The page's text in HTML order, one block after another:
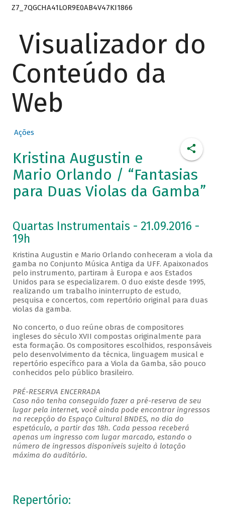
Z7_7QGCHA41LOR9E0AB4V47KI1866
Visualizador do
Conteúdo da
Web
Ações
Kristina Augustin e
Mario Orlando / “Fantasias
para Duas Violas da Gamba”
Quartas Instrumentais - 21.09.2016 -
19h
Kristina Augustin e Mario Orlando conheceram a viola da
gamba no Conjunto Música Antiga da UFF. Apaixonados
pelo instrumento, partiram à Europa e aos Estados
Unidos para se especializarem. O duo existe desde 1995,
realizando um trabalho ininterrupto de estudo,
pesquisa e concertos, com repertório original para duas
violas da gamba.
No concerto, o duo reúne obras de compositores
ingleses do século XVII compostas originalmente para
esta formação. Os compositores escolhidos, responsáveis
pelo desenvolvimento da técnica, linguagem musical e
repertório específico para a Viola da Gamba, são pouco
conhecidos pelo público brasileiro.
PRÉ-RESERVA ENCERRADA
Caso não tenha conseguido fazer a pré-reserva de seu
lugar pela internet, você ainda pode encontrar ingressos
na recepção do Espaço Cultural BNDES, no dia do
espetáculo, a partir das 18h. Cada pessoa receberá
apenas um ingresso com lugar marcado, estando o
número de ingressos disponíveis sujeito à lotação
máxima do auditório.
Repertório: